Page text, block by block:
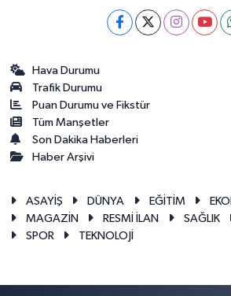
Hava Durumu
Trafik Durumu
Puan Durumu ve Fikstür
Tüm Manşetler
Son Dakika Haberleri
Haber Arşivi
ASAYİŞ DÜNYA EĞİTİM
MAGAZİN
RESMİ İLAN SAĞLIK
SPOR
TEKNOLOJİ